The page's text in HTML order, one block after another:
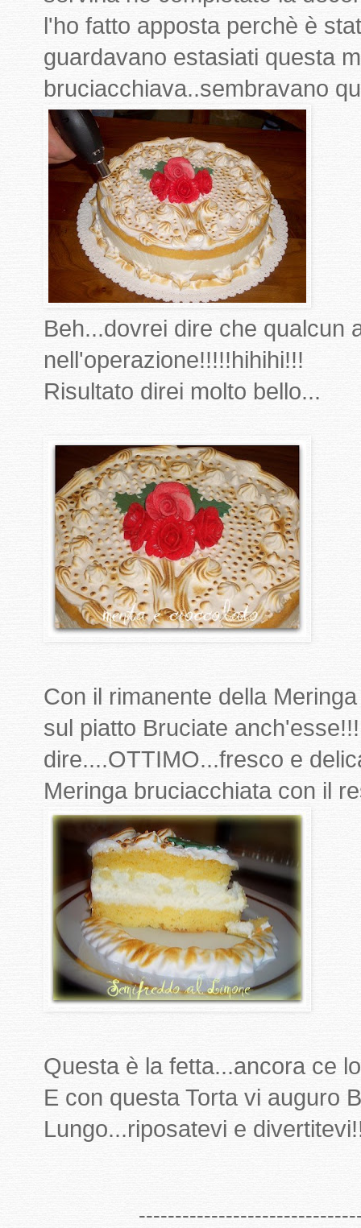
l'ho fatto apposta perchè è
guardavano estasiati questa
bruciacchiava..sembravano
Beh...dovrei dire che qualcun
nell'operazione!!!!!hihihi!!!
Risultato direi molto bello...
Con il rimanente della
sul piatto Bruciate
dire....OTTIMO...fresco e
Meringa bruciacchiata con il
Questa è la fetta...ancora ce
E con questa Torta vi auguro
Lungo...riposatevi e